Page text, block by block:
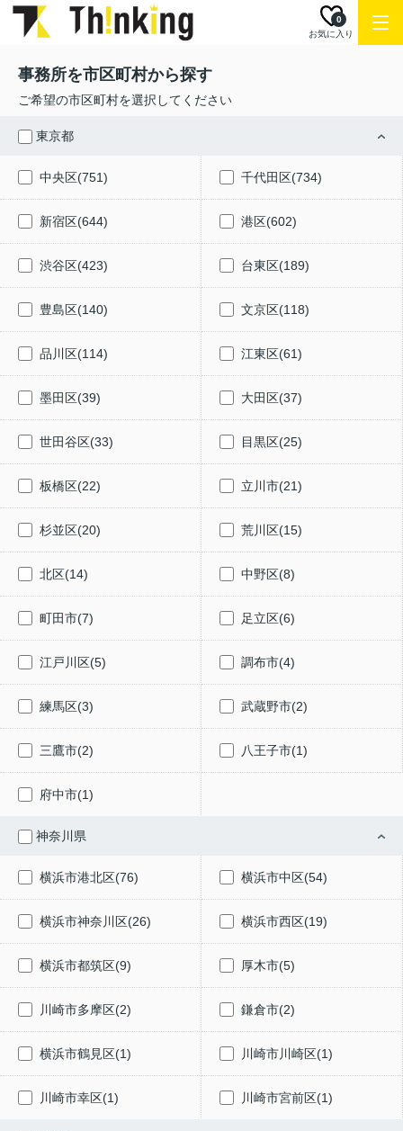
お気に入り
0
事務所を市区町村から探す
ご希望の市区町村を選択してください
東京都
中央区(751) 千代田区(734)
新宿区(644) 港区(602)
渋谷区(423) 台東区(189)
豊島区(140) 文京区(118)
品川区(114) 江東区(61)
墨田区(39) 大田区(37)
世田谷区(33) 目黒区(25)
板橋区(22) 立川市(21)
杉並区(20) 荒川区(15)
北区(14) 中野区(8)
町田市(7) 足立区(6)
江戸川区(5) 調布市(4)
練馬区(3) 武蔵野市(2)
三鷹市(2) 八王子市(1)
府中市(1)
神奈川県
横浜市港北区(76) 横浜市中区(54)
横浜市神奈川区(26) 横浜市西区(19)
横浜市都筑区(9) 厚木市(5)
川崎市多摩区(2) 鎌倉市(2)
横浜市鶴見区(1) 川崎市川崎区(1)
川崎市幸区(1) 川崎市宮前区(1)